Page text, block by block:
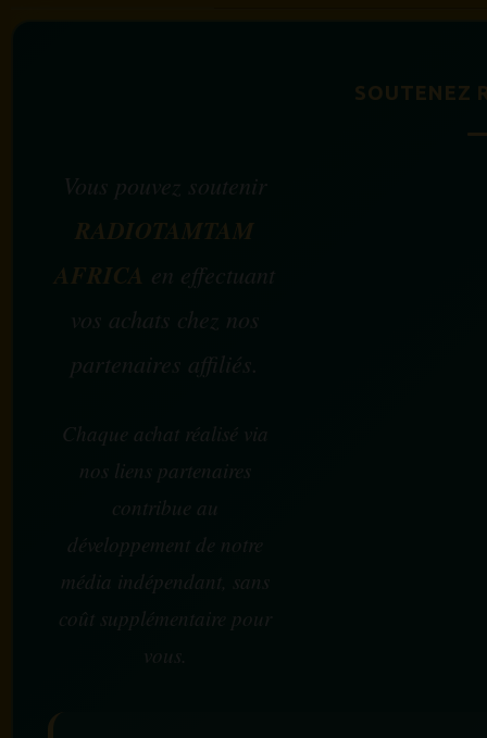
SOUTENEZ
Vous pouvez soutenir
RADIOTAMTAM
AFRICA en effectuant
vos achats chez nos
partenaires affiliés.
Chaque achat réalisé via
nos liens partenaires
contribue au
développement de notre
média indépendant, sans
coût supplémentaire pour
vous.